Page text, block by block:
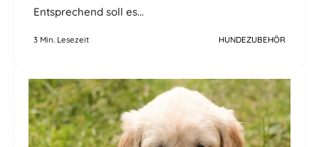
Entsprechend soll es...
3 Min. Lesezeit HUNDEZUBEHÖR